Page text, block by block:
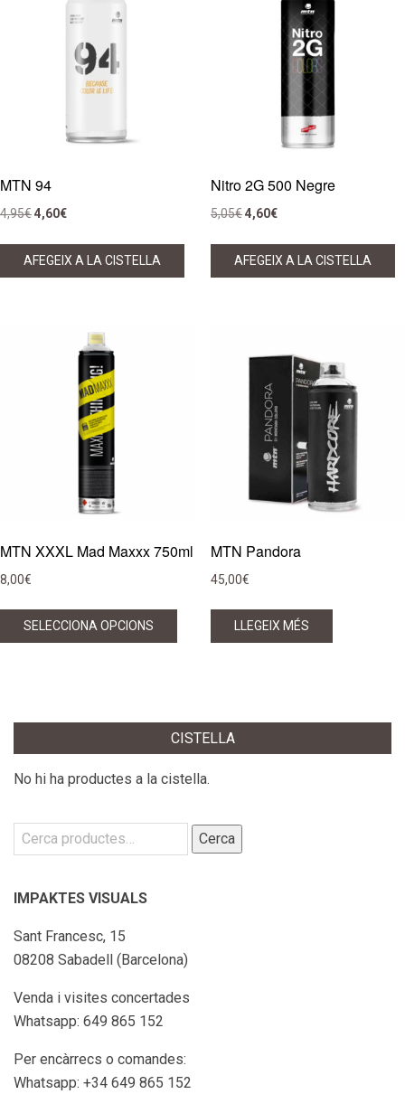
MTN 94
4,95€El
original
4,60€El
actual
AFEGEIX A LA CISTELLA
Nitro 2G 500 Negre
5,05€El
original
4,60€El
actual
AFEGEIX A LA CISTELLA
MTN XXXL Mad Maxxx 750ml
8,00€
SELECCIONA OPCIONS
Aquest
Les
opcions
es
triar
MTN Pandora
45,00€
LLEGEIX MÉS
CISTELLA
No hi ha productes a la cistella.
Cerca: Cerca
IMPAKTES VISUALS
Sant Francesc, 15
08208 Sabadell (Barcelona)
Venda i visites concertades
Whatsapp: 649 865 152
Per encàrrecs o comandes:
Whatsapp: +34 649 865 152